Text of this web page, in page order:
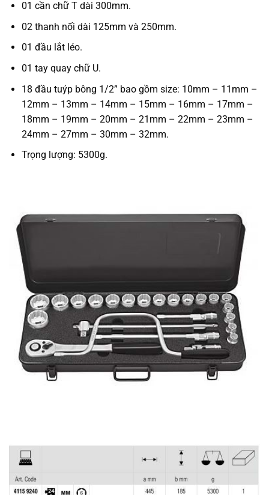
01 cần chữ T dài 300mm.
02 thanh nối dài 125mm và 250mm.
01 đầu lắt léo.
01 tay quay chữ U.
18 đầu tuýp bông 1/2” bao gồm size: 10mm – 11mm –
12mm – 13mm – 14mm – 15mm – 16mm – 17mm –
18mm – 19mm – 20mm – 21mm – 22mm – 23mm –
24mm – 27mm – 30mm – 32mm.
Trọng lượng: 5300g.